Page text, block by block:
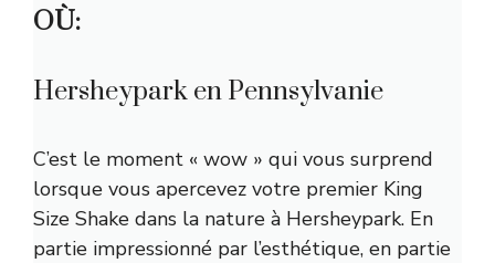
OÙ:
Hersheypark en Pennsylvanie
C’est le moment « wow » qui vous surprend
lorsque vous apercevez votre premier King
Size Shake dans la nature à Hersheypark. En
partie impressionné par l’esthétique, en partie